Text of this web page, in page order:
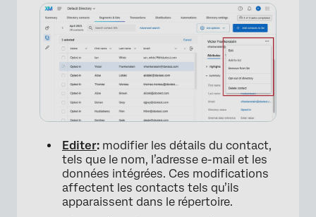
Editer: modifier les détails du contact,
tels que le nom, l’adresse e-mail et les
données intégrées. Ces modifications
affectent les contacts tels qu’ils
apparaissent dans le répertoire.